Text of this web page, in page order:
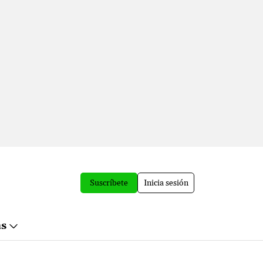
Suscríbete Inicia sesión